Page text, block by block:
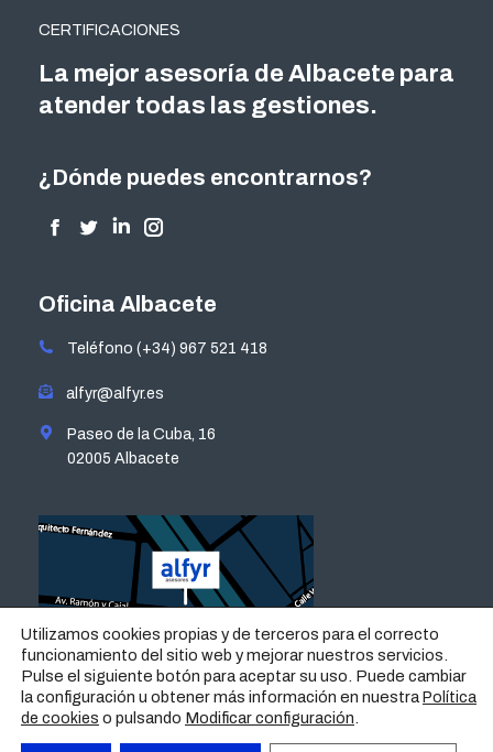
CERTIFICACIONES
Oficina Albacete
Teléfono (+34) 967 521 418
alfyr@alfyr.es
Paseo de la Cuba, 16
02005 Albacete
¿Dónde puedes encontrarnos?
Encuéntranos en:
Facebook
opens
new
Twitter
opens
new
Linkedin
opens
new
Instagram
opens
new
La mejor asesoría de Albacete para
atender todas las gestiones.
Utilizamos cookies propias y de terceros para el correcto
funcionamiento del sitio web y mejorar nuestros servicios.
Pulse el siguiente botón para aceptar su uso. Puede cambiar
la configuración u obtener más información en nuestra Política
de cookies o pulsando Modificar configuración